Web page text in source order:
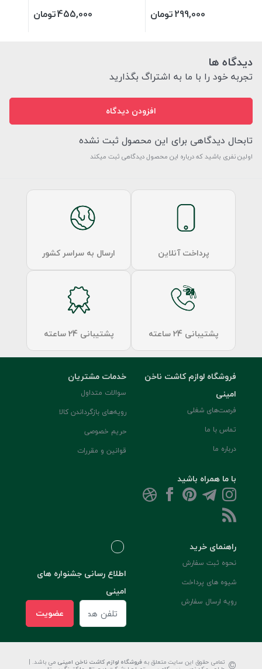
299,000تومان 455,000تومان
دیدگاه ها
تجربه خود را با ما به اشتراگ بگذارید
افزودن دیدگاه
تابحال دیدگاهی برای این محصول ثبت نشده
اولین نفری باشید که درباره این محصول دیدگاهی ثبت میکند
پرداخت آنلاین ارسال به سراسر کشور
پشتیبانی 24 ساعته پشتیبانی 24 ساعته
فروشگاه لوازم کاشت ناخن
امینی
فرصت‌های شغلی
تماس با ما
درباره ما
با ما همراه باشید
خدمات مشتریان
سوالات متداول
رویه‌های بازگرداندن کالا
حریم خصوصی
قوانین و مقررات
راهنمای خرید
نحوه ثبت سفارش
شیوه های پرداخت
رویه ارسال سفارش
اطلاع رسانی جشنواره های
امینی
عضویت
تمامی حقوق این سایت متعلق بهفروشگاه لوازم کاشت ناخن امینی می باشد. |